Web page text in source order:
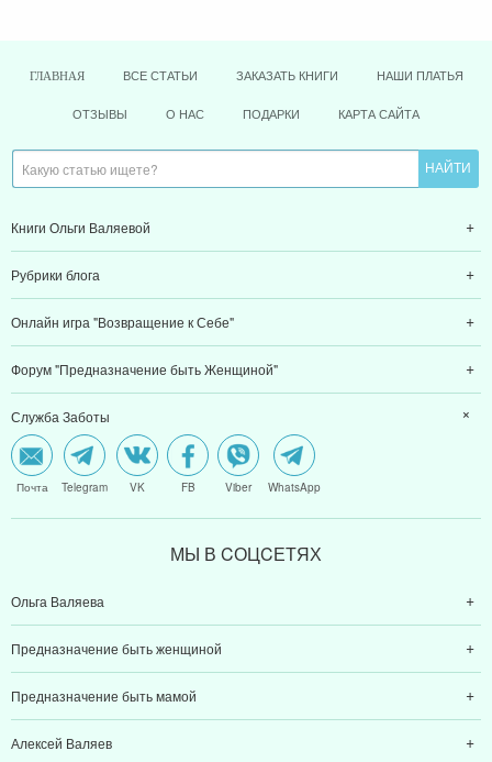
ГЛАВНАЯ ВСЕ СТАТЬИ ЗАКАЗАТЬ КНИГИ НАШИ ПЛАТЬЯ
ОТЗЫВЫ О НАС ПОДАРКИ КАРТА САЙТА
Книги Ольги Валяевой
Рубрики блога
Онлайн игра "Возвращение к Себе"
Форум "Предназначение быть Женщиной"
Служба Заботы
Почта Telegram VK FB Viber WhatsApp
МЫ В CОЦCЕТЯХ
Ольга Валяева
Предназначение быть женщиной
Предназначение быть мамой
Алексей Валяев